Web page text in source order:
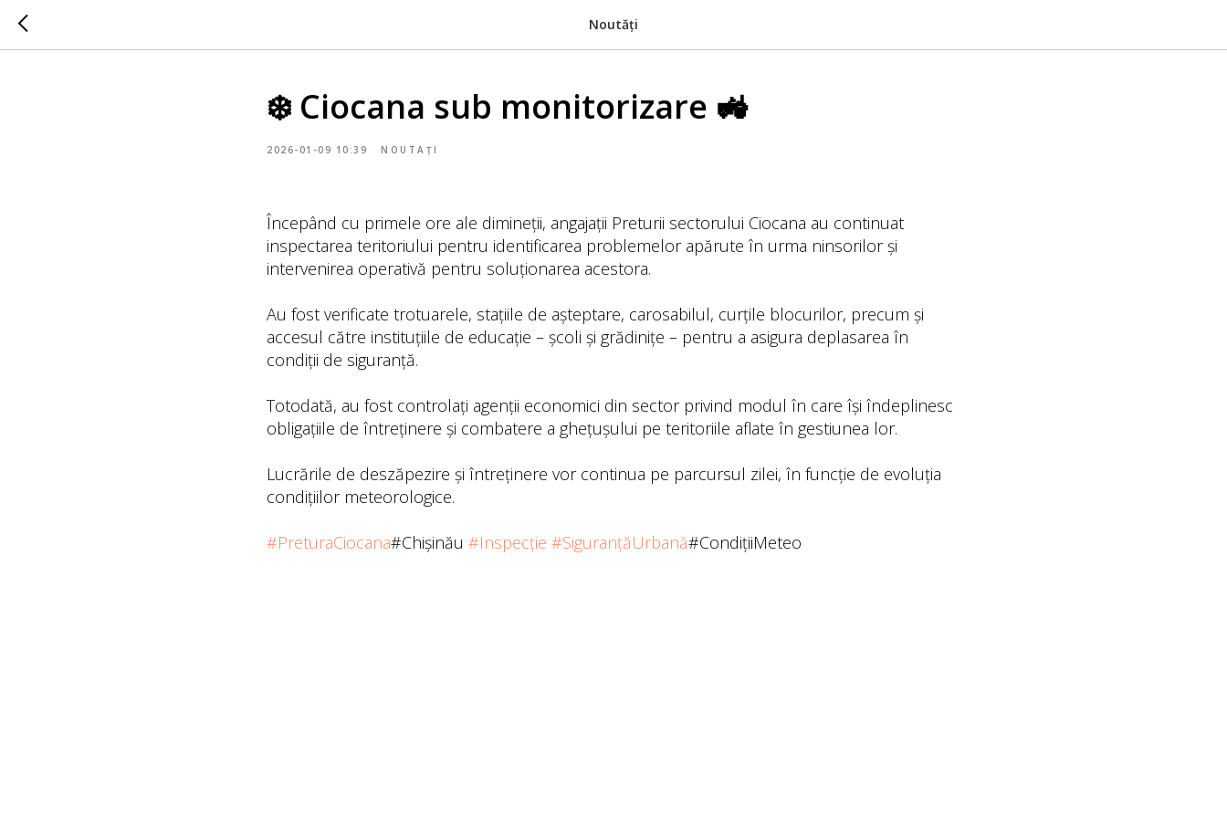
Noutăți
❄️ Ciocana sub monitorizare 🚜
2026-01-09 10:39 NOUTAȚI
Începând cu primele ore ale dimineții, angajații Preturii sectorului Ciocana au continuat
inspectarea teritoriului pentru identificarea problemelor apărute în urma ninsorilor și
intervenirea operativă pentru soluționarea acestora.
Au fost verificate trotuarele, stațiile de așteptare, carosabilul, curțile blocurilor, precum și
accesul către instituțiile de educație – școli și grădinițe – pentru a asigura deplasarea în
condiții de siguranță.
Totodată, au fost controlați agenții economici din sector privind modul în care își îndeplinesc
obligațiile de întreținere și combatere a ghețușului pe teritoriile aflate în gestiunea lor.
Lucrările de deszăpezire și întreținere vor continua pe parcursul zilei, în funcție de evoluția
condițiilor meteorologice.
#PreturaCiocana#Chișinău #Inspecție #SiguranțăUrbană#CondițiiMeteo